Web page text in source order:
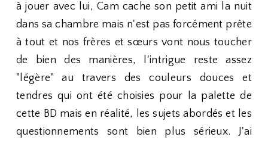
à jouer avec lui, Cam cache son petit ami la nuit
dans sa chambre mais n'est pas forcément prête
à tout et nos frères et sœurs vont nous toucher
de bien des manières, l'intrigue reste assez
"légère" au travers des couleurs douces et
tendres qui ont été choisies pour la palette de
cette BD mais en réalité, les sujets abordés et les
questionnements sont bien plus sérieux. J'ai